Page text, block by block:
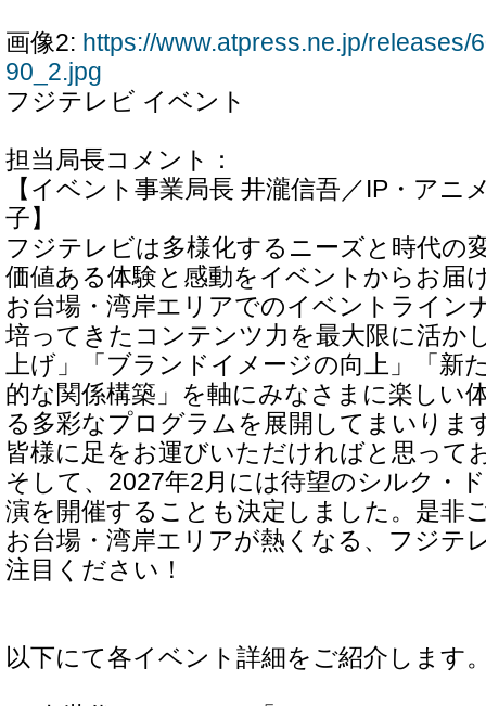
画像2: https://www.atpress.ne.jp/releases/
90_2.jpg
フジテレビ イベント
担当局長コメント：
【イベント事業局長 井瀧信吾／IP・アニ
子】
フジテレビは多様化するニーズと時代の
価値ある体験と感動をイベントからお届
お台場・湾岸エリアでのイベントライン
培ってきたコンテンツ力を最大限に活か
上げ」「ブランドイメージの向上」「新
的な関係構築」を軸にみなさまに楽しい
る多彩なプログラムを展開してまいりま
皆様に足をお運びいただければと思って
そして、2027年2月には待望のシルク・
演を開催することも決定しました。是非
お台場・湾岸エリアが熱くなる、フジテ
注目ください！
以下にて各イベント詳細をご紹介します